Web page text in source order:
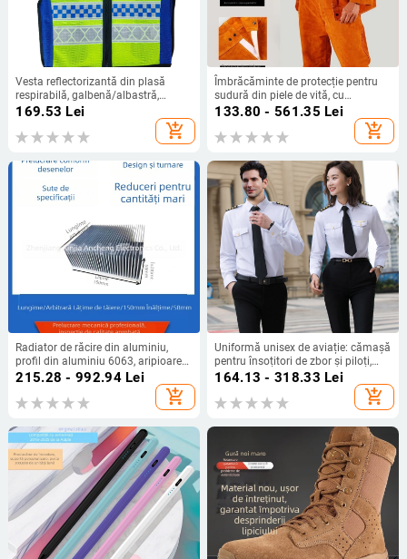
Vesta reflectorizantă din plasă
respirabilă, galbenă/albastră,
pentru trafic și stații de taxare
169.53 Lei
add_shopping_cart
Îmbrăcăminte de protecție pentru
sudură din piele de vită, cu
rezistență la temperaturi înalte,
protecție împotriva arsurilor și
izolație termică
133.80 - 561.35 Lei
add_shopping_cart
Radiator de răcire din aluminiu,
profil din aluminiu 6063, aripioare
cu densitate mare, 150 × 58 mm
215.28 - 992.94Lei
add_shopping_cart
Uniformă unisex de aviație: cămașă
pentru însoțitori de zbor și piloți,
uniformă pentru Academia de
Aviație, marinari și securitate
hotelieră, îmbrăcăminte de lucru din
164.13 - 318.33 Lei
add_shopping_cart